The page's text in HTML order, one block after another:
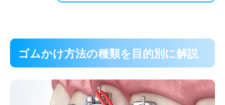
ゴムかけ方法の種類を目的別に解説